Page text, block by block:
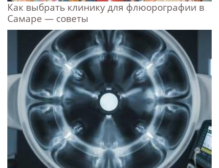
Как выбрать клинику для флюорографии в
Самаре — советы